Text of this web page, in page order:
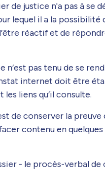
de justice n'a pas à se
lequel il a la possibilité
réactif et de
n’est pas tenu de se
internet doit être
liens qu’il consulte.
de conserver la
contenu en
- le procès-verbal